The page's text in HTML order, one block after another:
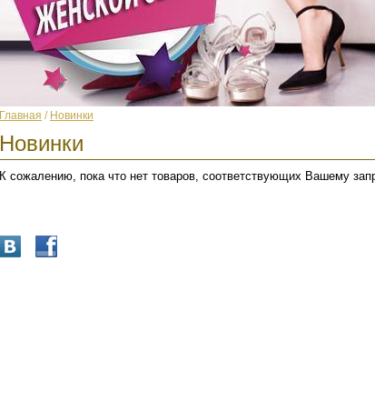
Главная / Новинки
Новинки
К сожалению, пока что нет товаров, соответствующих Вашему